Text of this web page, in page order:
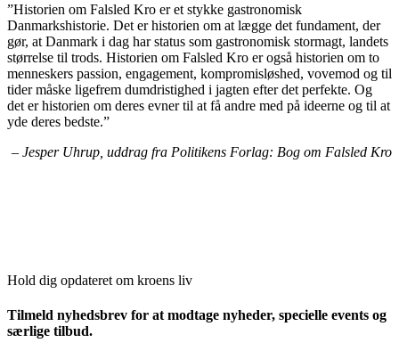
”Historien om Falsled Kro er et stykke gastronomisk
Danmarkshistorie. Det er historien om at lægge det fundament, der
gør, at Danmark i dag har status som gastronomisk stormagt, landets
størrelse til trods. Historien om Falsled Kro er også historien om to
menneskers passion, engagement, kompromisløshed, vovemod og til
tider måske ligefrem dumdristighed i jagten efter det perfekte. Og
det er historien om deres evner til at få andre med på ideerne og til at
yde deres bedste.”
– Jesper Uhrup, uddrag fra Politikens Forlag: Bog om Falsled Kro
Hold dig opdateret om kroens liv
Tilmeld nyhedsbrev for at modtage nyheder, specielle events og
særlige tilbud.